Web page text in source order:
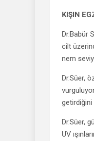
KIŞIN
Dr.Babür
cilt
nem
Dr.Süer,
getirdiğini
Dr.Süer,
UV